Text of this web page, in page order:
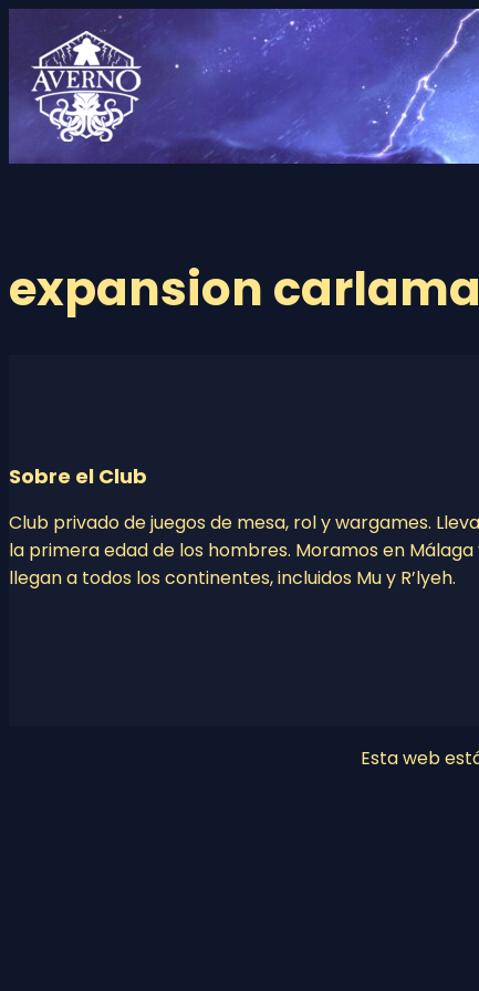
contenido
expansion
Sobre el Club
Club privado de juegos de mesa, rol y wargames.
la primera edad de los hombres. Moramos en
llegan a todos los continentes, incluidos Mu y R’lyeh.
Esta web